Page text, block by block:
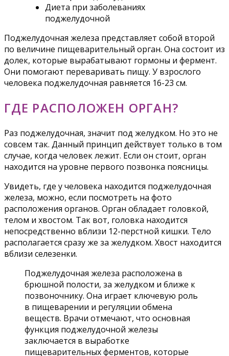
Диета при заболеваниях
поджелудочной
Поджелудочная железа представляет собой второй
по величине пищеварительный орган. Она состоит из
долек, которые вырабатывают гормоны и фермент.
Они помогают переваривать пищу. У взрослого
человека поджелудочная равняется 16-23 см.
ГДЕ РАСПОЛОЖЕН ОРГАН?
Раз поджелудочная, значит под желудком. Но это не
совсем так. Данный принцип действует только в том
случае, когда человек лежит. Если он стоит, орган
находится на уровне первого позвонка поясницы.
Увидеть, где у человека находится поджелудочная
железа, можно, если посмотреть на фото
расположения органов. Орган обладает головкой,
телом и хвостом. Так вот, головка находится
непосредственно вблизи 12-перстной кишки. Тело
располагается сразу же за желудком. Хвост находится
вблизи селезенки.
Поджелудочная железа расположена в
брюшной полости, за желудком и ближе к
позвоночнику. Она играет ключевую роль
в пищеварении и регуляции обмена
веществ. Врачи отмечают, что основная
функция поджелудочной железы
заключается в выработке
пищеварительных ферментов, которые